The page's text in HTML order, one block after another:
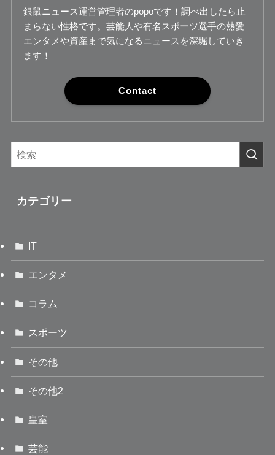
銀鼠ニュース運営管理者のpopoです！調べ出したら止
まらない性格です。芸能人や有名スポーツ選手の熱愛
エンタメや資産まで気になるニュースを深堀していき
ます！
Contact
カテゴリー
IT
エンタメ
コラム
スポーツ
その他
その他2
皇室
芸能